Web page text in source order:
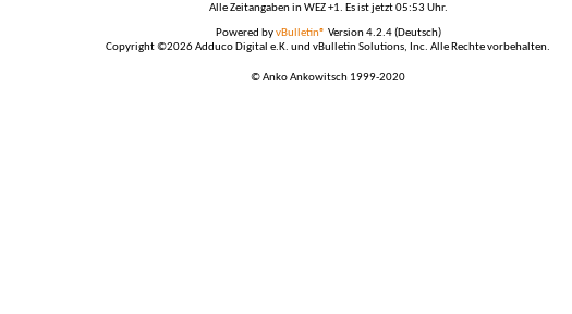
Alle Zeitangaben in WEZ +1. Es ist jetzt05:53 Uhr.
Powered byvBulletin® Version 4.2.4 (Deutsch)
Copyright ©2026 Adduco Digital e.K. und vBulletin Solutions, Inc. Alle Rechte vorbehalten.
© Anko Ankowitsch 1999-2020